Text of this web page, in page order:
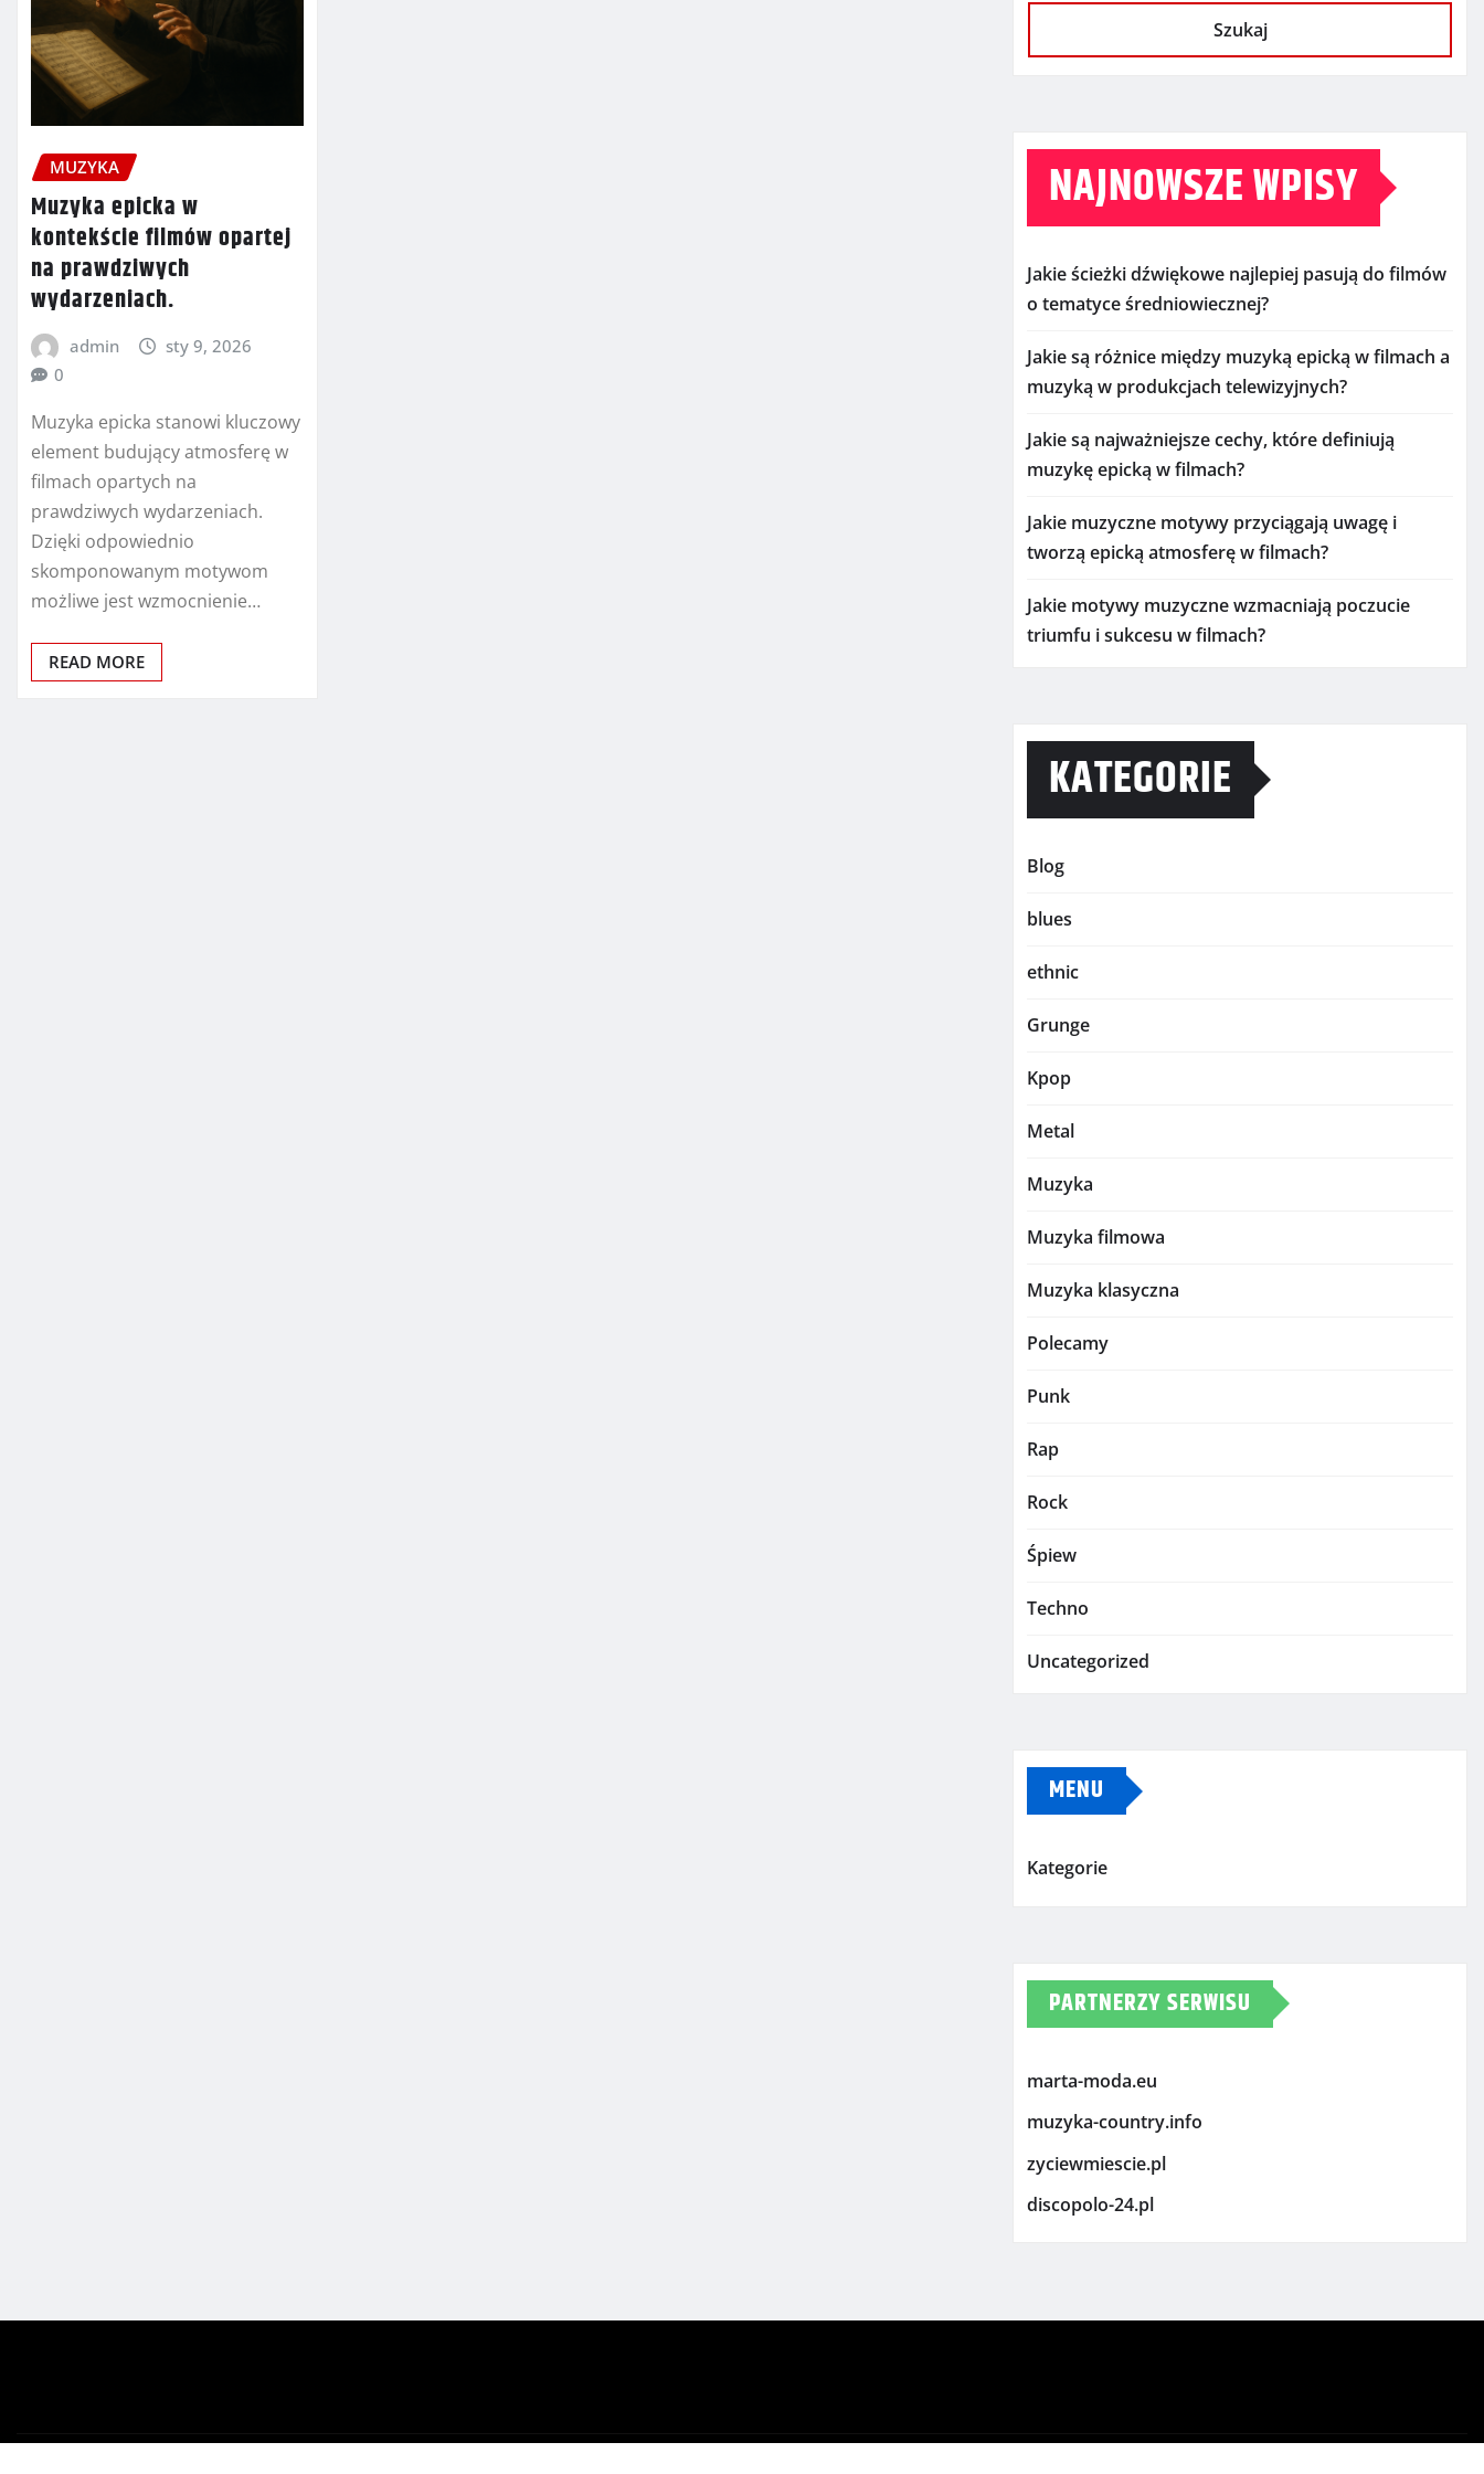
MUZYKA
Muzyka epicka w
kontekście filmów opartej
na prawdziwych
wydarzeniach.
admin
sty 9, 2026
0
Muzyka epicka stanowi kluczowy
element budujący atmosferę w
filmach opartych na
prawdziwych wydarzeniach.
Dzięki odpowiednio
skomponowanym motywom
możliwe jest wzmocnienie…
READ MORE
Szukaj
NAJNOWSZE WPISY
Jakie ścieżki dźwiękowe najlepiej pasują do filmów
o tematyce średniowiecznej?
Jakie są różnice między muzyką epicką w filmach a
muzyką w produkcjach telewizyjnych?
Jakie są najważniejsze cechy, które definiują
muzykę epicką w filmach?
Jakie muzyczne motywy przyciągają uwagę i
tworzą epicką atmosferę w filmach?
Jakie motywy muzyczne wzmacniają poczucie
triumfu i sukcesu w filmach?
KATEGORIE
Blog
blues
ethnic
Grunge
Kpop
Metal
Muzyka
Muzyka filmowa
Muzyka klasyczna
Polecamy
Punk
Rap
Rock
Śpiew
Techno
Uncategorized
MENU
Kategorie
PARTNERZY SERWISU
marta-moda.eu
muzyka-country.info
zyciewmiescie.pl
discopolo-24.pl